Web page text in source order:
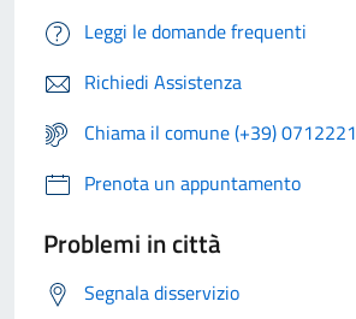
Leggi le domande frequenti
Richiedi Assistenza
Chiama il comune (+39) 0712221
Prenota un appuntamento
Problemi in città
Segnala disservizio